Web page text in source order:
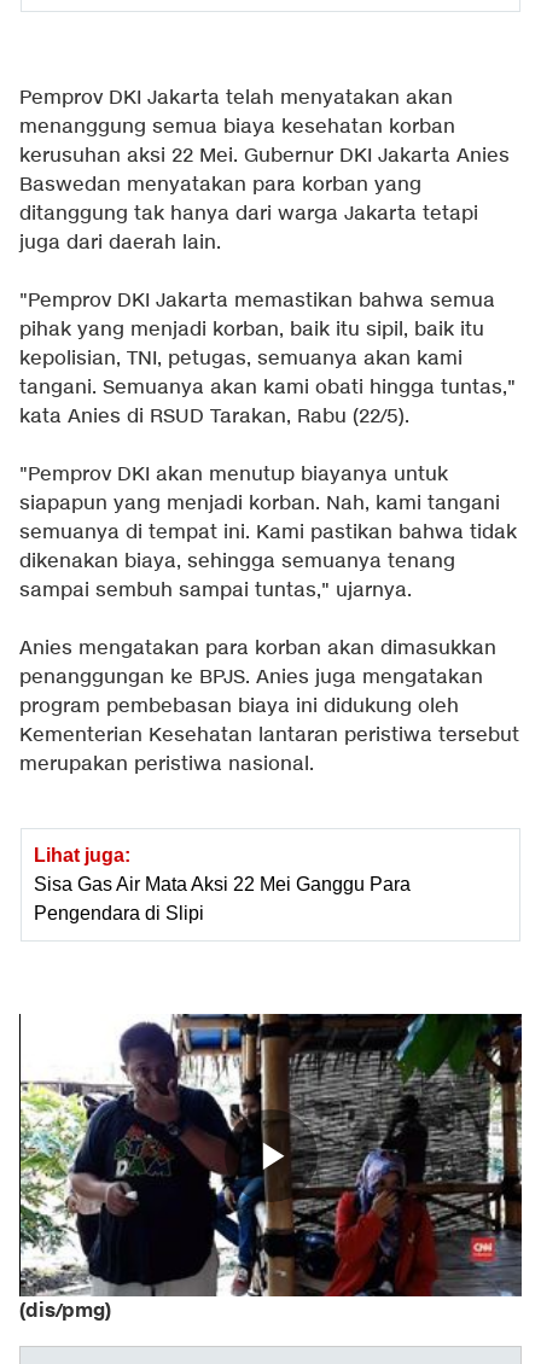
Pemprov DKI Jakarta telah menyatakan akan
menanggung semua biaya kesehatan korban
kerusuhan aksi 22 Mei. Gubernur DKI Jakarta Anies
Baswedan menyatakan para korban yang
ditanggung tak hanya dari warga Jakarta tetapi
juga dari daerah lain.
"Pemprov DKI Jakarta memastikan bahwa semua
pihak yang menjadi korban, baik itu sipil, baik itu
kepolisian, TNI, petugas, semuanya akan kami
tangani. Semuanya akan kami obati hingga tuntas,"
kata Anies di RSUD Tarakan, Rabu (22/5).
"Pemprov DKI akan menutup biayanya untuk
siapapun yang menjadi korban. Nah, kami tangani
semuanya di tempat ini. Kami pastikan bahwa tidak
dikenakan biaya, sehingga semuanya tenang
sampai sembuh sampai tuntas," ujarnya.
Anies mengatakan para korban akan dimasukkan
penanggungan ke BPJS. Anies juga mengatakan
program pembebasan biaya ini didukung oleh
Kementerian Kesehatan lantaran peristiwa tersebut
merupakan peristiwa nasional.
Lihat juga:
Sisa Gas Air Mata Aksi 22 Mei Ganggu Para
Pengendara di Slipi
(dis/pmg)